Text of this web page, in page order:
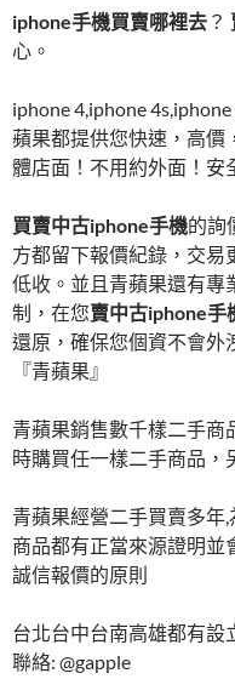
iphone手機買賣哪裡去 ？
心。
iphone 4,iphone
蘋果都提供您快速，高價
體店面！不用約外面！安
買賣中古iphone手機的詢
方都留下報價紀錄，交易
低收。並且青蘋果還有專
制，在您賣中古iphone手
還原，確保您個資不會外
『青蘋果』
青蘋果銷售數千樣二手商
時購買任一樣二手商品，
青蘋果經營二手買賣多年
商品都有正當來源證明並
誠信報價的原則
台北台中台南高雄都有設
聯絡: @gapple